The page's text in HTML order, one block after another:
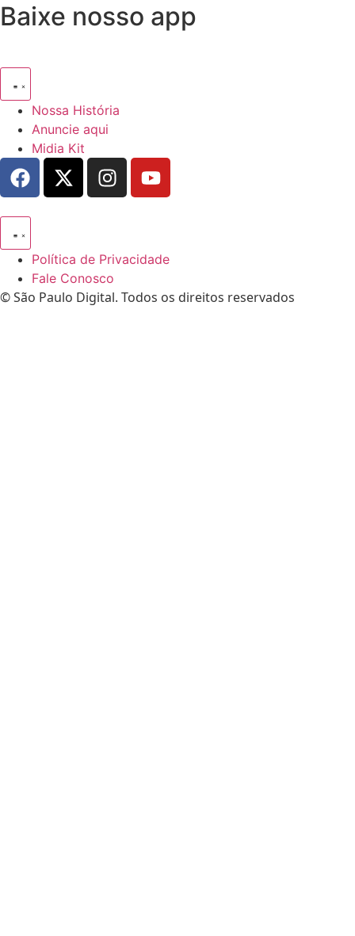
Baixe nosso app
Nossa História
Anuncie aqui
Midia Kit
Política de Privacidade
Fale Conosco
© São Paulo Digital. Todos os direitos reservados